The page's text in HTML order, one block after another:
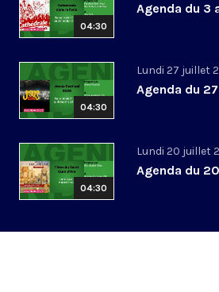
04:30
Agenda du 3
04:30
Lundi 27 juillet
Agenda du
04:30
Lundi 20 juillet
Agenda du